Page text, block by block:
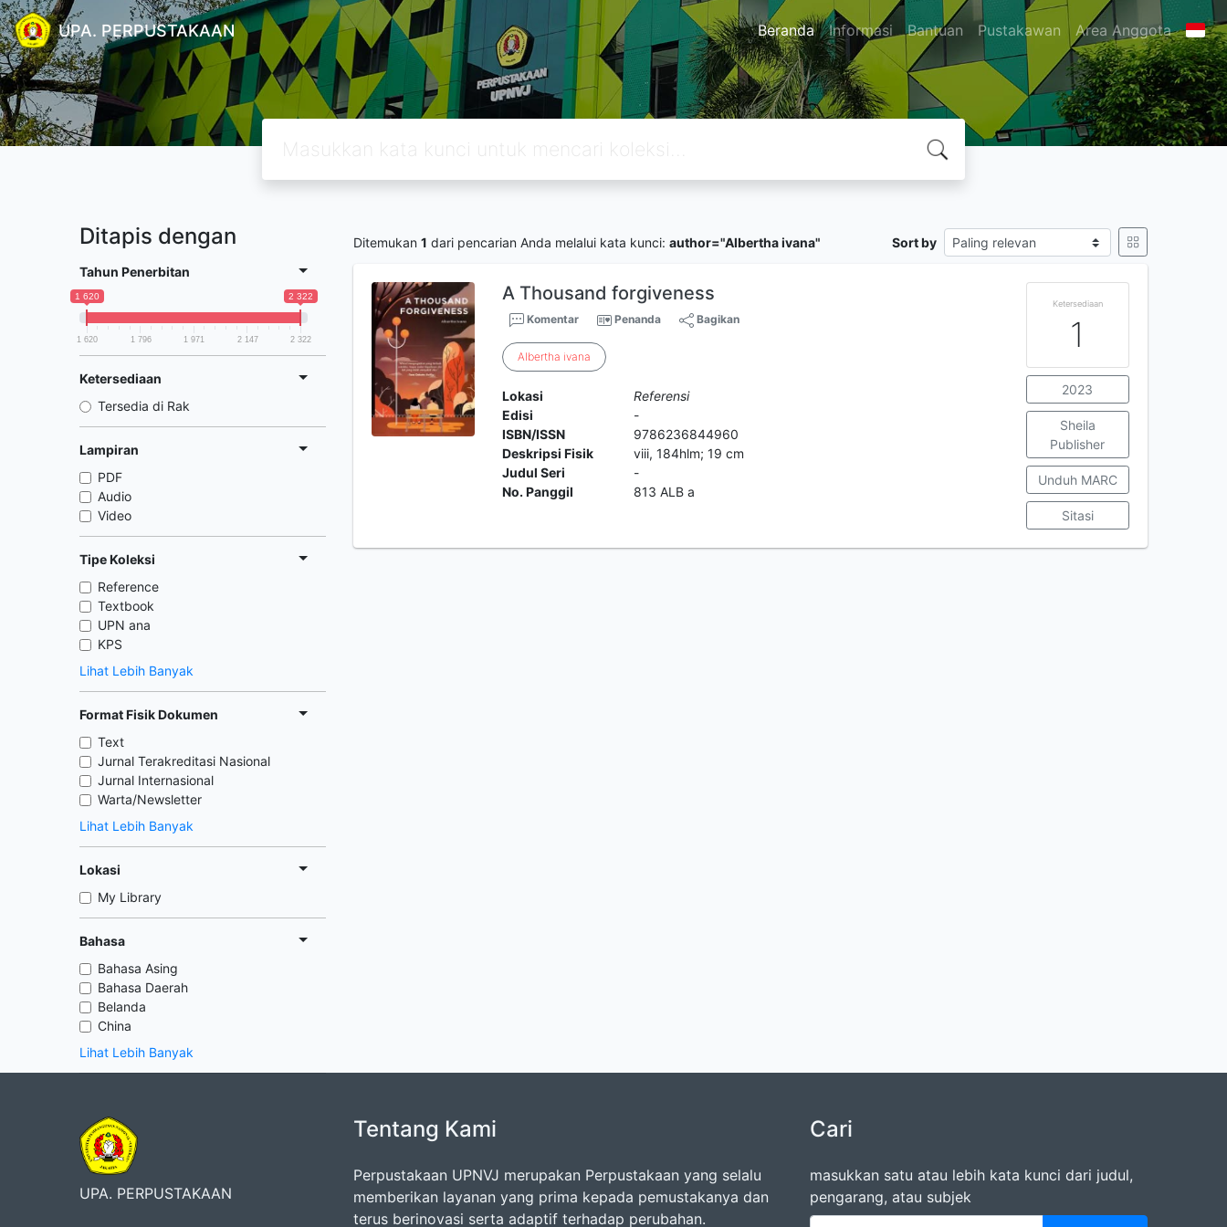
UPA. PERPUSTAKAAN Beranda Informasi Bantuan Pustakawan Area Anggota
Ditapis dengan
Tahun Penerbitan
1 620 2 322
1 620 1 796 1 971 2 147 2 322
Ketersediaan
Tersedia di Rak
Lampiran
PDF
Audio
Video
Tipe Koleksi
Reference
Textbook
UPN ana
KPS
Lihat Lebih Banyak
Format Fisik Dokumen
Text
Jurnal Terakreditasi Nasional
Jurnal Internasional
Warta/Newsletter
Lihat Lebih Banyak
Lokasi
My Library
Bahasa
Bahasa Asing
Bahasa Daerah
Belanda
China
Lihat Lebih Banyak
Ditemukan 1 dari pencarian Anda melalui kata kunci: author="Albertha ivana" Sort by
A Thousand forgiveness
Komentar Penanda Bagikan
Albertha ivana
Lokasi
Referensi
Edisi
-
ISBN/ISSN
9786236844960
Deskripsi Fisik
viii, 184hlm; 19 cm
Judul Seri
-
No. Panggil
813 ALB a
Ketersediaan
1
2023
Sheila
Publisher
Unduh MARC
Sitasi
UPA. PERPUSTAKAAN
Tentang Kami
Perpustakaan UPNVJ merupakan Perpustakaan yang selalu
memberikan layanan yang prima kepada pemustakanya dan
terus berinovasi serta adaptif terhadap perubahan.
Cari
masukkan satu atau lebih kata kunci dari judul,
pengarang, atau subjek